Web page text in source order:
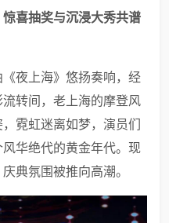
喜抽奖与沉浸大秀共谱
夜上海》悠扬奏响，经
转间，老上海的摩登风
霓虹迷离如梦，演员们
华绝代的黄金年代。现
典氛围被推向高潮。